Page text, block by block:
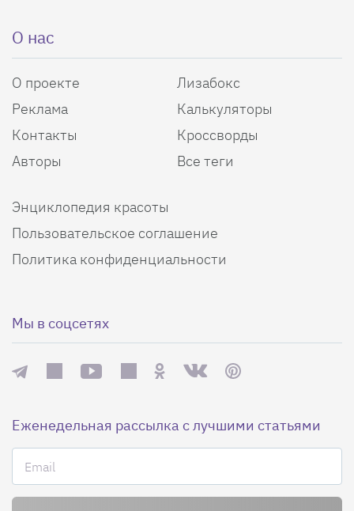
О нас
О проекте
Реклама
Контакты
Авторы
Лизабокс
Калькуляторы
Кроссворды
Все теги
Энциклопедия красоты
Пользовательское соглашение
Политика конфиденциальности
Мы в соцсетях
Еженедельная рассылка с лучшими статьями